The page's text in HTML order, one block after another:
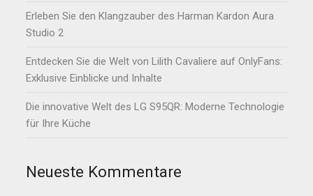
Erleben Sie den Klangzauber des Harman Kardon Aura
Studio 2
Entdecken Sie die Welt von Lilith Cavaliere auf OnlyFans:
Exklusive Einblicke und Inhalte
Die innovative Welt des LG S95QR: Moderne Technologie
für Ihre Küche
Neueste Kommentare